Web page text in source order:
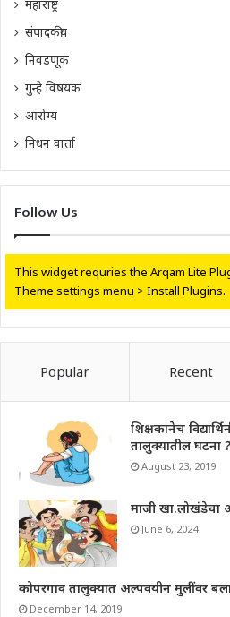
महाराष्ट्र
संपादकीय
निवडणूक
गुन्हे विषयक
आरोग्य
निधन वार्ता
Follow Us
This widget requries the Arqam Lite
Theme settings menu > Install Plugins.
Popular Recent
शिक्षकानेच
तालुक्यातील घटना ?
August 23, 2019
माजी खा.लोखंडेचा
June 6, 2024
कोपरगाव तालुक्यात अल्पवयीन मुलींवर
December 14, 2019